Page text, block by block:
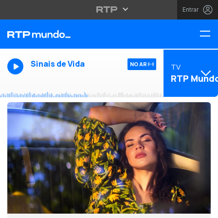
Entrar
Sinais de Vida NO AR TV
RTP